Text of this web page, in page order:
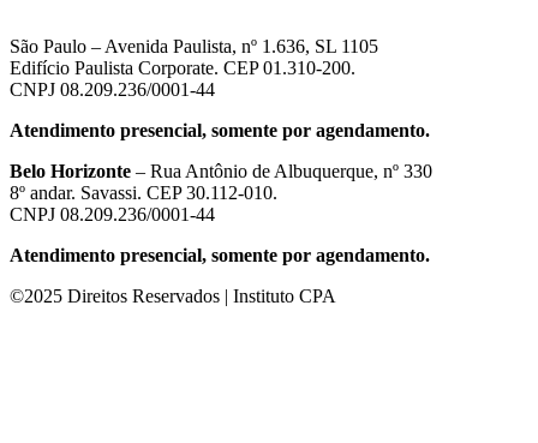
São Paulo – Avenida Paulista, nº 1.636, SL 1105
Edifício Paulista Corporate. CEP 01.310-200.
CNPJ 08.209.236/0001-44
Atendimento presencial, somente por agendamento.
Belo Horizonte – Rua Antônio de Albuquerque, nº 330
8º andar. Savassi. CEP 30.112-010.
CNPJ 08.209.236/0001-44
Atendimento presencial, somente por agendamento.
©2025 Direitos Reservados | Instituto CPA